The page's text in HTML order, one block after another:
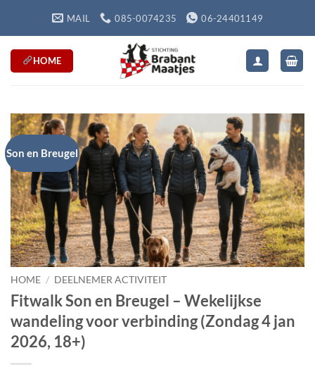
MAIL 085-0074235 06-24401149
HOME
Son en Breugel
HOME / DEELNEMER ACTIVITEIT
Fitwalk Son en Breugel – Wekelijkse
wandeling voor verbinding (Zondag 4 jan
2026, 18+)